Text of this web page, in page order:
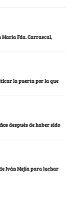
María Fda. Carrascal,
la puerta por la que
después de haber sido
Iván Mejía para luchar